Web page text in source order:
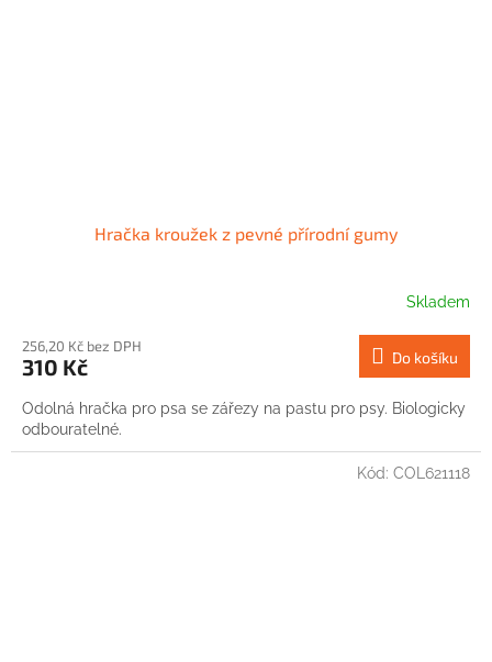
Hračka kroužek z pevné přírodní gumy
Skladem
256,20 Kč bez DPH
310 Kč Do košíku
Odolná hračka pro psa se zářezy na pastu pro psy. Biologicky
odbouratelné.
Kód: COL621118